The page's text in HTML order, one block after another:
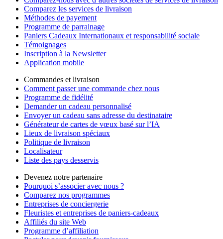
Comparez les services de livraison
Méthodes de payement
Programme de parrainage
Paniers Cadeaux Internationaux et responsabilité sociale
Témoignages
Inscription à la Newsletter
Application mobile
Commandes et livraison
Comment passer une commande chez nous
Programme de fidélité
Demander un cadeau personnalisé
Envoyer un cadeau sans adresse du destinataire
Générateur de cartes de vœux basé sur l’IA
Lieux de livraison spéciaux
Politique de livraison
Localisateur
Liste des pays desservis
Devenez notre partenaire
Pourquoi s’associer avec nous ?
Comparez nos programmes
Entreprises de conciergerie
Fleuristes et entreprises de paniers-cadeaux
Affiliés du site Web
Programme d’affiliation